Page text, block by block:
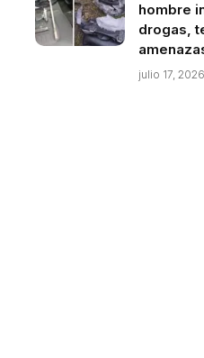
hombre
drogas,
julio 17, 2026